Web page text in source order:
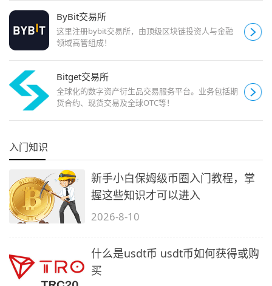
ByBit交易所
这里注册bybit交易所，由顶级区块链投资人与金融
领域高管组成！
Bitget交易所
全球化的数字资产衍生品交易服务平台。业务包括期
货合约、现货交易及全球OTC等！
入门知识
新手小白保姆级币圈入门教程，掌
握这些知识才可以进入
2026-8-10
什么是usdt币 usdt币如何获得或购
买